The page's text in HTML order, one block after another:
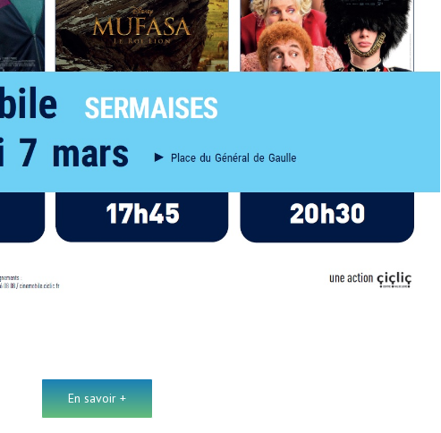
En savoir +